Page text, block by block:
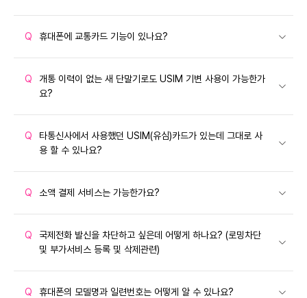
Q 휴대폰에 교통카드 기능이 있나요?
Q
개통 이력이 없는 새 단말기로도 USIM 기변 사용이 가능한가
요?
Q
타통신사에서 사용했던 USIM(유심)카드가 있는데 그대로 사
용 할 수 있나요?
Q 소액 결제 서비스는 가능한가요?
Q
국제전화 발신을 차단하고 싶은데 어떻게 하나요? (로밍차단
및 부가서비스 등록 및 삭제관련)
Q 휴대폰의 모델명과 일련번호는 어떻게 알 수 있나요?